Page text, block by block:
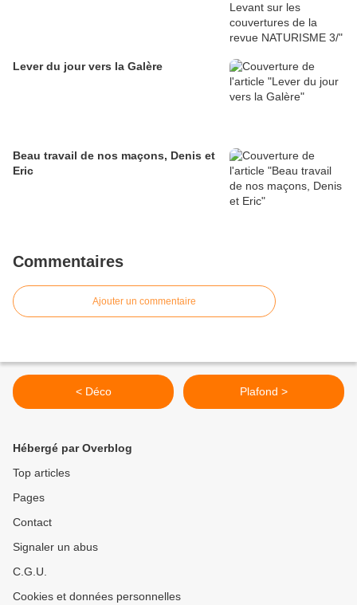
Lever du jour vers la Galère
Beau travail de nos maçons, Denis et
Eric
Commentaires
Ajouter un commentaire
< Déco Plafond >
Hébergé par Overblog
Top articles
Pages
Contact
Signaler un abus
C.G.U.
Cookies et données personnelles